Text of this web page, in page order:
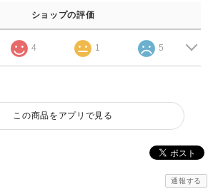
ショップの評価
4 1 5
この商品をアプリで見る
通報する